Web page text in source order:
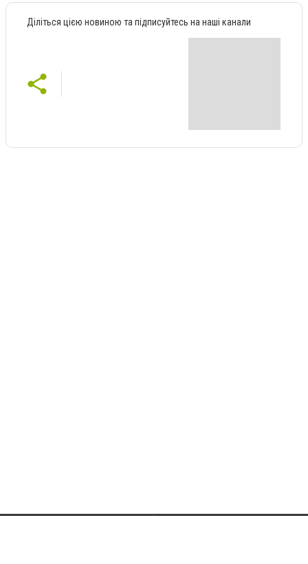
Діліться цією новиною та підписуйтесь на наші канали